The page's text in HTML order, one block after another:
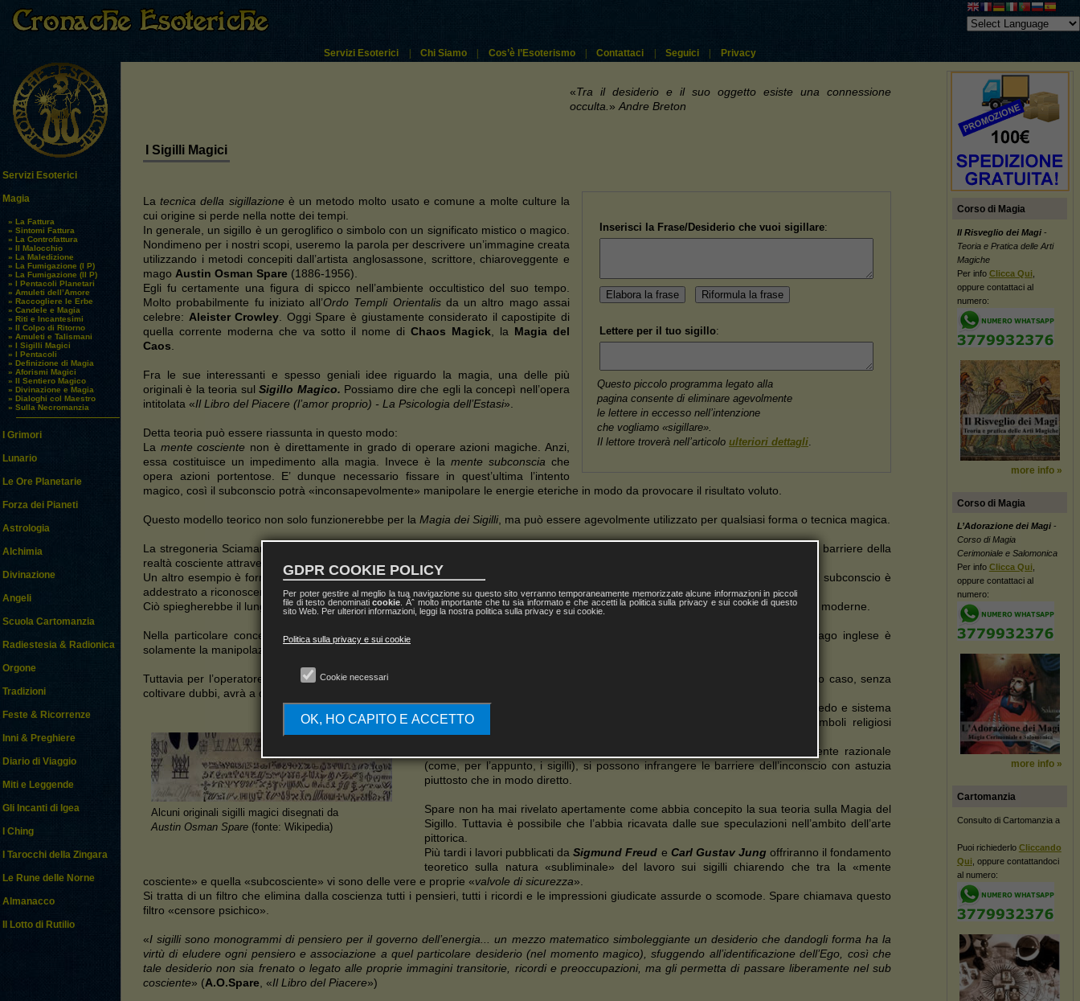
Servizi Esoterici | Chi Siamo | Cos’è l’Esoterismo | Contattaci | Seguici | Privacy
Servizi Esoterici
Magia
» La Fattura
» Sintomi Fattura
» La Controfattura
» Il Malocchio
» La Maledizione
» La Fumigazione (I P)
» La Fumigazione (II P)
» I Pentacoli Planetari
» Amuleti dell’Amore
» Raccogliere le Erbe
» Candele e Magia
» Riti e Incantesimi
» Il Colpo di Ritorno
» Amuleti e Talismani
» I Sigilli Magici
» I Pentacoli
» Definizione di Magia
» Aforismi Magici
» Il Sentiero Magico
» Divinazione e Magia
» Dialoghi col Maestro
» Sulla Necromanzia
I Grimori
Lunario
Le Ore Planetarie
Forza dei Pianeti
Astrologia
Alchimia
Divinazione
Angeli
Scuola Cartomanzia
Radiestesia & Radionica
Orgone
Tradizioni
Feste & Ricorrenze
Inni & Preghiere
Diario di Viaggio
Miti e Leggende
Gli Incanti di Igea
I Ching
I Tarocchi della Zingara
Le Rune delle Norne
Almanacco
Il Lotto di Rutilio
Corso di Magia
Il Risveglio dei Magi-
Teoria e Pratica delle Arti
Magiche
Per info Clicca Qui
oppure contattaci al
numero:
more info »
Corso di Magia
L’Adorazione dei Magi-
Corso di Magia
Cerimoniale e Salomonica
Per info Clicca Qui
oppure contattaci al
numero:
more info »
Cartomanzia
Consulto di Cartomanzia a
Puoi richiederlo Cliccando
Qui , oppure contattandoci
al numero:
«Tra il desiderio e il suo oggetto esiste una connessione
occulta.»Andre Breton
I Sigilli Magici
Inserisci la Frase/Desiderio che vuoi sigillare:
Lettere per il tuo sigillo:
Questo piccolo programma legato alla
pagina consente di eliminare agevolmente
le lettere in eccesso nell’intenzione
che vogliamo «sigillare».
Il lettore troverà nell’articolo ulteriori dettagli.
Latecnica della sigillazione è un metodo molto usato e comune a molte culture la
cui origine si perde nella notte dei tempi.
In generale, un sigillo è un geroglifico o simbolo con un significato mistico o magico.
Nondimeno per i nostri scopi, useremo la parola per descrivere un’immagine creata
utilizzando i metodi concepiti dall’artista anglosassone, scrittore, chiaroveggente e
mago Austin Osman Spare (1886-1956).
Egli fu certamente una figura di spicco nell’ambiente occultistico del suo tempo.
Molto probabilmente fu iniziato all’Ordo Templi Orientalisda un altro mago assai
celebre: Aleister Crowley. Oggi Spare è giustamente considerato il capostipite di
quella corrente moderna che va sotto il nome di Chaos Magick, la Magia del
Caos.
Fra le sue interessanti e spesso geniali idee riguardo la magia, una delle più
originali è la teoria sulSigillo Magico. Possiamo dire che egli la concepì nell’opera
intitolata «Il Libro del Piacere (l’amor proprio) - La Psicologia dell’Estasi».
Detta teoria può essere riassunta in questo modo:
La mente cosciente non è direttamente in grado di operare azioni magiche. Anzi,
essa costituisce un impedimento alla magia. Invece è la mente subconscia che
opera azioni portentose. E’ dunque necessario fissare in quest’ultima l’intento
magico, così il subconscio potrà «inconsapevolmente» manipolare le energie eteriche in modo da provocare il risultato voluto.
Questo modello teorico non solo funzionerebbe per la Magia dei Sigilli, ma può essere agevolmente utilizzato per qualsiasi forma o tecnica magica.
La stregoneria Sciamanica, ad esempio, implica la possibilità di un collegamento diretto con il subconscio del mago, spezzando le barriere della
realtà cosciente attraverso discipline estreme e/o sostanze psicoattive.
Un altro esempio è fornito dalle complesse tecniche dellaMagia Rituale
le quali sarebbero realmente efficaci solo nel caso in cui il subconscio è
addestrato a riconoscere automaticamente il simbolismo del sistema in modo da agire inconsapevolmente sulla realtà.
Ciò spiegherebbe il lungo apprendistato e la faticosaistruzione iniziaticache caratterizzano molte tradizioni esoteriche sia antiche sia moderne.
Nella particolare concezione diSparenon v’è un «
» legato a uno qualsiasi dei numerosi simboli; secondo il mago inglese è
solamente la manipolazione del subconscio che rende magico il simbolo.
Tuttavia per l’operatore sarà magicamente più efficace un determinato simbolo appartenete alla sua tradizione o cultura. In questo caso, senza
coltivare dubbi, avrà a disposizione la
Alcuni originali sigilli magici disegnati da
Austin Osman Spare (fonte: Wikipedia)
L’esaltazione estatica
derivante dall’accettazione incondizionata al proprio credo e sistema
religioso irrompe direttamente nell’inconscio archetipico al quale tutti i simboli religiosi
dell’umanità sono subordinati.
Con l’uso dell’immaginazione attiva e di certi «trucchi» per aggirare la mente razionale
(come, per l’appunto, i sigilli), si possono infrangere le barriere dell’inconscio con astuzia
piuttosto che in modo diretto.
Spare non ha mai rivelato apertamente come abbia concepito la sua teoria sulla Magia del
Sigillo. Tuttavia è possibile che l’abbia ricavata dalle sue speculazioni nell’ambito dell’arte
pittorica.
Più tardi i lavori pubblicati daSigmund Freud e Carl Gustav Jung offriranno il fondamento
teoretico sulla natura «subliminale» del lavoro sui sigilli chiarendo che tra la «mente
cosciente» e quella «subcosciente» vi sono delle vere e proprie «valvole di sicurezza».
Si tratta di un filtro che elimina dalla coscienza tutti i pensieri, tutti i ricordi e le impressioni giudicate assurde o scomode. Spare chiamava questo
filtro «censore psichico».
«I sigilli sono monogrammi di pensiero per il governo dell’energia... un mezzo matematico simboleggiante un desiderio che dandogli forma ha la
virtù di eludere ogni pensiero e associazione a quel particolare desiderio (nel momento magico), sfuggendo all’identificazione dell’Ego, così che
tale desiderio non sia frenato o legato alle proprie immagini transitorie, ricordi e preoccupazioni, ma gli permetta di passare liberamente nel sub
cosciente» (A.O.Spare, «Il Libro del Piacere»)
GDPR COOKIE POLICY
Per poter gestire al meglio la tua navigazione su questo sito verranno temporaneamente memorizzate alcune informazioni in piccoli
file di testo denominaticookie . Ãˆ molto importante che tu sia informato e che accetti la politica sulla privacy e sui cookie di questo
sito Web. Per ulteriori informazioni, leggi la nostra politica sulla privacy e sui cookie.
Politica sulla privacy e sui cookie
Cookie necessari
OK, HO CAPITO E ACCETTO